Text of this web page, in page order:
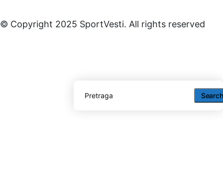
Search
Search
© Copyright 2025 SportVesti. All rights reserved